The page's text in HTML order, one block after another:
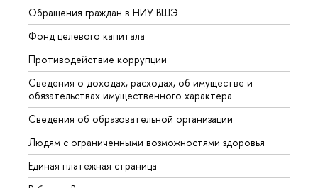
Обращения граждан в НИУ ВШЭ
Фонд целевого капитала
Противодействие коррупции
Сведения о доходах, расходах, об имуществе и
обязательствах имущественного характера
Сведения об образовательной организации
Людям с ограниченными возможностями здоровья
Единая платежная страница